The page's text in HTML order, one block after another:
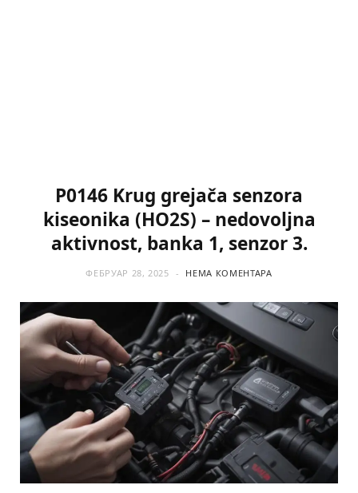
P0146 Krug grejača senzora
kiseonika (HO2S) – nedovoljna
aktivnost, banka 1, senzor 3.
ФЕБРУАР 28, 2025 НЕМА КОМЕНТАРА